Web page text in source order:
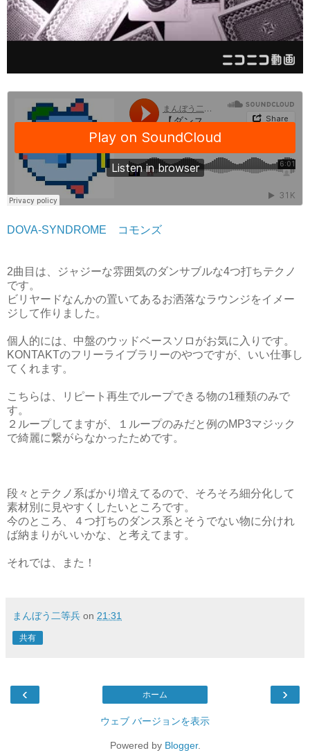
DOVA-SYNDROME コモンズ
2曲目は、ジャジーな雰囲気のダンサブルな4つ打ちテクノ
です。
ビリヤードなんかの置いてあるお洒落なラウンジをイメー
ジして作りました。
個人的には、中盤のウッドベースソロがお気に入りです。
KONTAKTのフリーライブラリーのやつですが、いい仕事し
てくれます。
こちらは、リピート再生でループできる物の1種類のみで
す。
２ループしてますが、１ループのみだと例のMP3マジック
で綺麗に繋がらなかったためです。
段々とテクノ系ばかり増えてるので、そろそろ細分化して
素材別に見やすくしたいところです。
今のところ、４つ打ちのダンス系とそうでない物に分けれ
ば納まりがいいかな、と考えてます。
それでは、また！
まんぼう二等兵 on 21:31
共有
‹ ›
ホーム
ウェブ バージョンを表示
Powered by Blogger.